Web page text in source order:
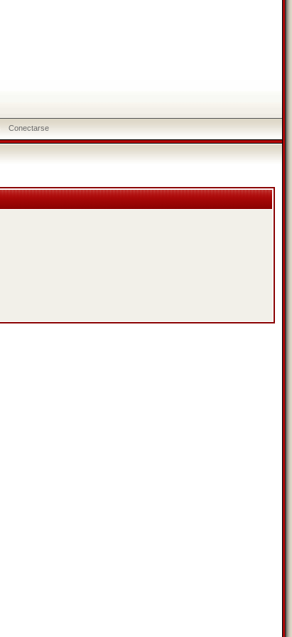
Conectarse